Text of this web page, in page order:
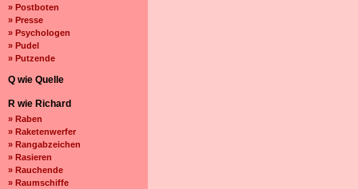
» Postboten
» Presse
» Psychologen
» Pudel
» Putzende
Q wie Quelle
R wie Richard
» Raben
» Raketenwerfer
» Rangabzeichen
» Rasieren
» Rauchende
» Raumschiffe